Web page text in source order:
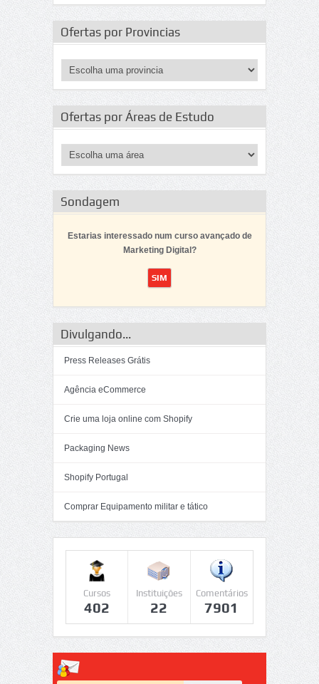
Ofertas por Provincias
Ofertas por Áreas de Estudo
Sondagem
Estarias interessado num curso avançado de
Marketing Digital?
Divulgando...
Press Releases Grátis
Agência eCommerce
Crie uma loja online com Shopify
Packaging News
Shopify Portugal
Comprar Equipamento militar e tático
Cursos
402
Instituições
22
Comentários
7901